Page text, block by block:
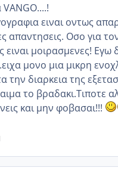
ειναι οντως
απαντησεις. Οσο για
ειναι μοιρασμενες! Εγω
μονο μια μικρη
την διαρκεια της
το βραδακι.Τιποτε
και μην φοβασαι!!!